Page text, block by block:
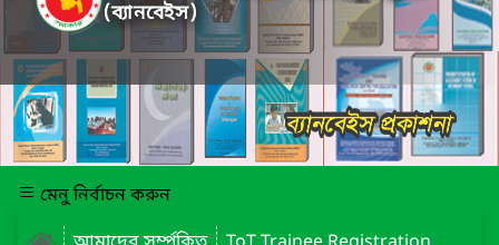
(ব্যানবেইস)
মেনু নির্বাচন করুন